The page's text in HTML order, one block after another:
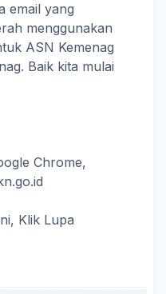
email yang
menggunakan
ASN Kemenag
Baik kita mulai
Chrome,
Klik Lupa